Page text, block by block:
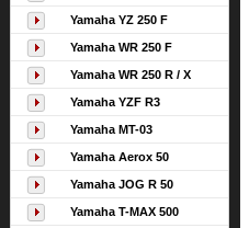
Yamaha YZ 250 F
Yamaha WR 250 F
Yamaha WR 250 R / X
Yamaha YZF R3
Yamaha MT-03
Yamaha Aerox 50
Yamaha JOG R 50
Yamaha T-MAX 500